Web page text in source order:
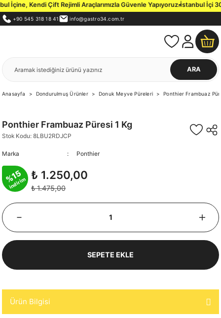
Rejimli Araçlarımızla Güvenle Yapıyoruz.İstanbul İçi 3000 TL ve Üzeri
+90 545 318 18 41 info@gastro34.com.tr
ARA
Anasayfa Dondurulmuş Ürünler Donuk Meyve Püreleri Ponthier Frambuaz
Ponthier Frambuaz Püresi 1 Kg
Stok Kodu: 8LBU2RDJCP
Marka Ponthier
%15
indirim
₺ 1.250,00
₺ 1.475,00
SEPETE EKLE
Ürün Bilgisi